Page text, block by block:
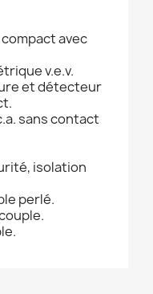
avec
v.e.v.
et détecteur
sans contact
isolation
perlé.